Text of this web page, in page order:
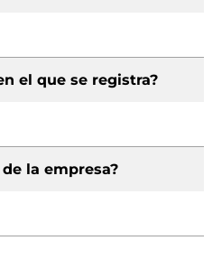
el que se registra?
la empresa?